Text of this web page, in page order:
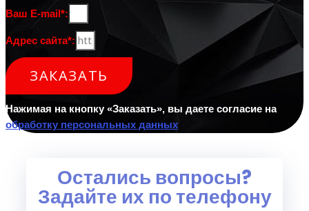
Ваш E-mail*:
Адрес сайта*:
ЗАКАЗАТЬ
Нажимая на кнопку «Заказать», вы даете согласие на
обработку персональных данных
Остались вопросы?
Задайте их по телефону